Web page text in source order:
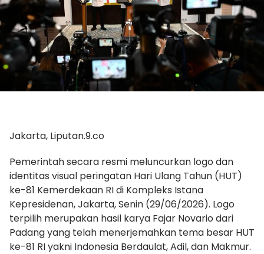
Jakarta, Liputan.9.co
Pemerintah secara resmi meluncurkan logo dan
identitas visual peringatan Hari Ulang Tahun (HUT)
ke-81 Kemerdekaan RI di Kompleks Istana
Kepresidenan, Jakarta, Senin (29/06/2026). Logo
terpilih merupakan hasil karya Fajar Novario dari
Padang yang telah menerjemahkan tema besar HUT
ke-81 RI yakni Indonesia Berdaulat, Adil, dan Makmur.